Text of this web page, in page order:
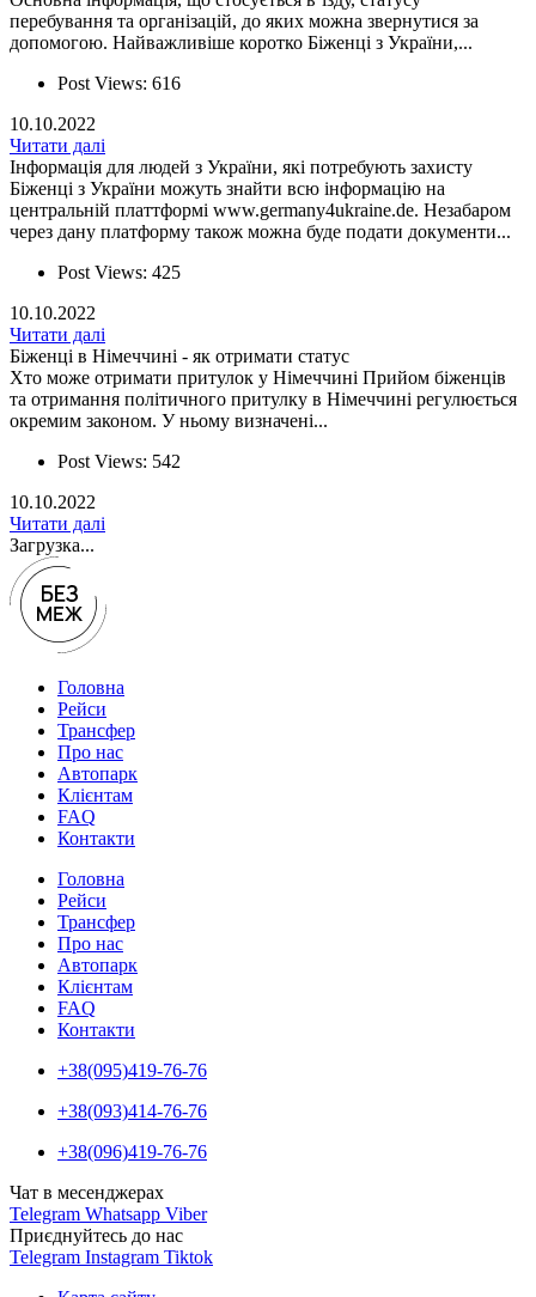
перебування та організацій, до яких можна звернутися за
допомогою. Найважливіше коротко Біженці з України,...
Post Views: 616
10.10.2022
Читати далі
Інформація для людей з України, які потребують захисту
Біженці з України можуть знайти всю інформацію на
центральній платтформі www.germany4ukraine.de. Незабаром
через дану платформу також можна буде подати документи...
Post Views: 425
10.10.2022
Читати далі
Біженці в Німеччині - як отримати статус
Хто може отримати притулок у Німеччині Прийом біженців
та отримання політичного притулку в Німеччині регулюється
окремим законом. У ньому визначені...
Post Views: 542
10.10.2022
Читати далі
Загрузка...
Головна
Рейси
Трансфер
Про нас
Автопарк
Клієнтам
FAQ
Контакти
Головна
Рейси
Трансфер
Про нас
Автопарк
Клієнтам
FAQ
Контакти
+38(095)419-76-76
+38(093)414-76-76
+38(096)419-76-76
Чат в месенджерах
Telegram Whatsapp Viber
Приєднуйтесь до нас
Telegram Instagram Tiktok